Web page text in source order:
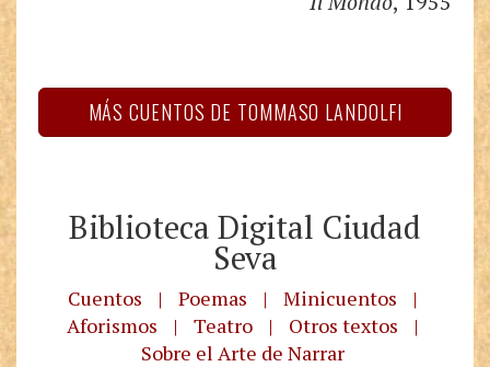
MÁS CUENTOS DE TOMMASO LANDOLFI
Biblioteca Digital Ciudad
Seva
Cuentos | Poemas | Minicuentos
|
Aforismos
| Teatro | Otros textos
|
Sobre el Arte de Narrar